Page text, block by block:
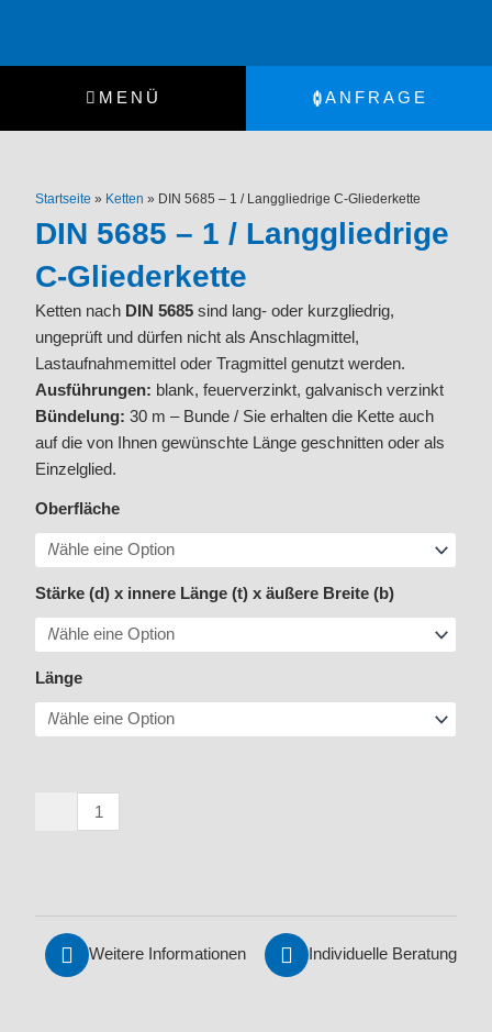
springen
MENÜ
ANFRAGE
Startseite » Ketten » DIN 5685 – 1 / Langgliedrige C-Gliederkette
DIN 5685 – 1 / Langgliedrige
C-Gliederkette
Ketten nach DIN 5685 sind lang- oder kurzgliedrig,
ungeprüft und dürfen nicht als Anschlagmittel,
Lastaufnahmemittel oder Tragmittel genutzt werden.
Ausführungen: blank, feuerverzinkt, galvanisch verzinkt
Bündelung: 30 m – Bunde / Sie erhalten die Kette auch
auf die von Ihnen gewünschte Länge geschnitten oder als
Einzelglied.
Oberfläche
Stärke (d) x innere Länge (t) x äußere Breite (b)
Länge
/
Langgliedrige
C-
Gliederkette
Menge
Weitere Informationen Individuelle Beratung